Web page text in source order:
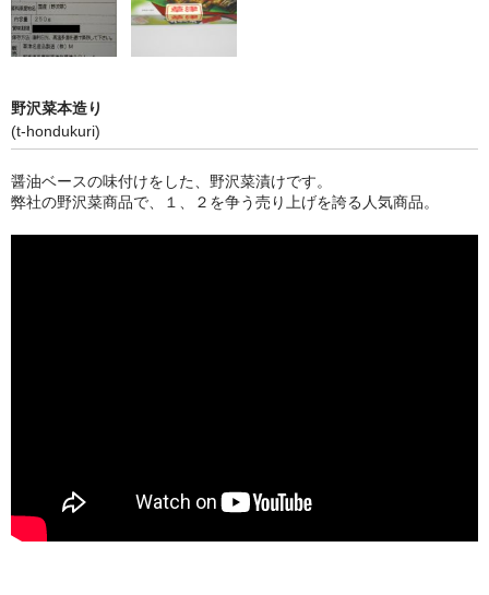
文具
雑貨
ぐんまちゃん
スイーツ
文具
洋菓子
パイ
野沢菜本造り
(t-hondukuri)
醤油ベースの味付けをした、野沢菜漬けです。
弊社の野沢菜商品で、１、２を争う売り上げを誇る人気商品。